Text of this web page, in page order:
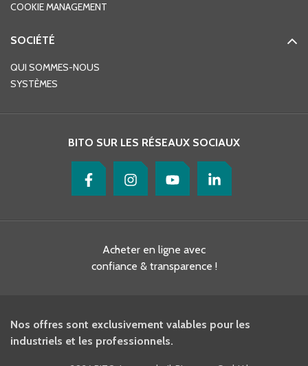
COOKIE MANAGEMENT
SOCIÉTÉ
QUI SOMMES-NOUS
SYSTÈMES
BITO SUR LES RÉSEAUX SOCIAUX
Acheter en ligne avec
confiance & transparence !
Nos offres sont exclusivement valables pour les
industriels et les professionnels.